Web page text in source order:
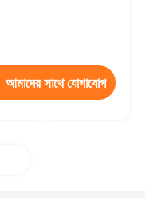
আমাদের সাথে যোগাযোগ